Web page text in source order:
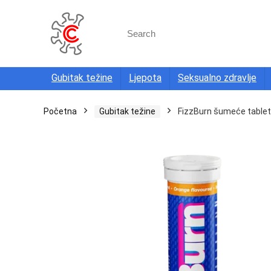
for:
Gubitak težine Ljepota Seksualno zdravlje
Početna Gubitak težine FizzBurn šumeće